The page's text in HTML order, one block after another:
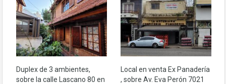
Duplex de 3 ambientes,
sobre la calle Lascano 80 en
Local en venta Ex Panadería
, sobre Av. Eva Perón 7021